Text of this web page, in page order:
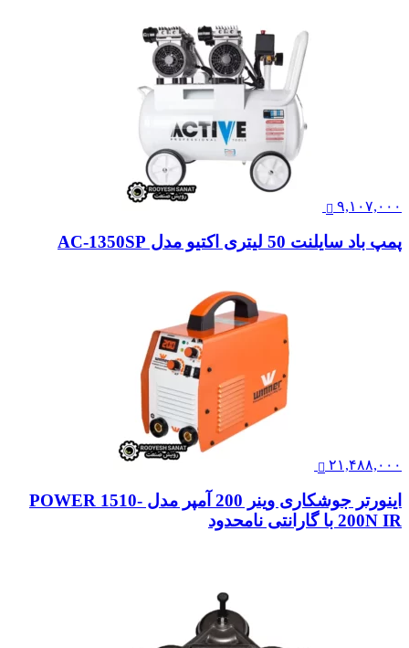
۹,۱۰۷,۰۰۰
پمپ باد سایلنت 50 لیتری اکتیو مدل AC-1350SP
۲۱,۴۸۸,۰۰۰
اینورتر جوشکاری وینر 200 آمپر مدل POWER 1510-
200N IR با گارانتی نامحدود